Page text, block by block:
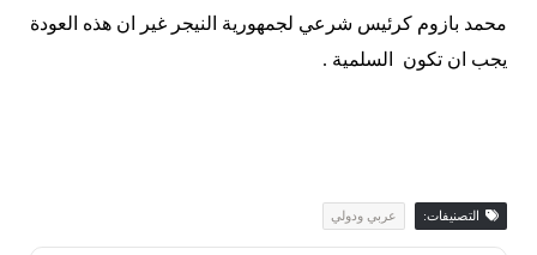
محمد بازوم كرئيس شرعي لجمهورية النيجر غير ان هذه العودة
يجب ان تكون السلمية .
التصنيفات: عربي ودولي